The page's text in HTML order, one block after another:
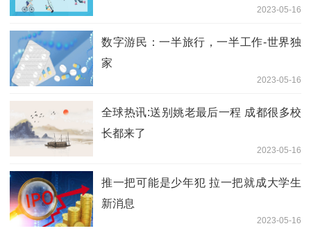
2023-05-16
数字游民：一半旅行，一半工作-世界独
家
2023-05-16
全球热讯:送别姚老最后一程 成都很多校
长都来了
2023-05-16
推一把可能是少年犯 拉一把就成大学生
新消息
2023-05-16